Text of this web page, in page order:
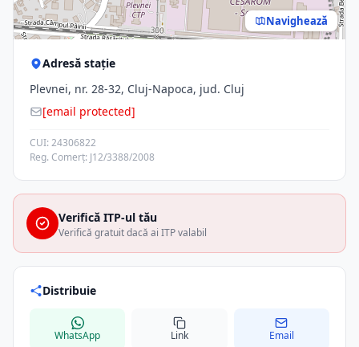
Navighează
Adresă stație
Plevnei, nr. 28-32, Cluj-Napoca, jud. Cluj
[email protected]
CUI: 24306822
Reg. Comerț: J12/3388/2008
Verifică ITP-ul tău
Verifică gratuit dacă ai ITP valabil
Distribuie
WhatsApp Link Email